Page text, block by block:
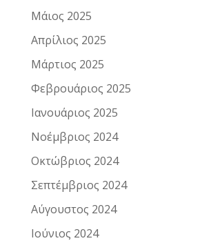
Μάιος 2025
Απρίλιος 2025
Μάρτιος 2025
Φεβρουάριος 2025
Ιανουάριος 2025
Νοέμβριος 2024
Οκτώβριος 2024
Σεπτέμβριος 2024
Αύγουστος 2024
Ιούνιος 2024